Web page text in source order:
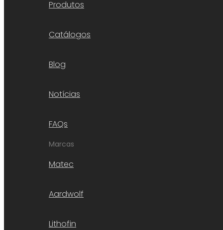
Produtos
Catálogos
Blog
Notícias
FAQs
Marcas
Matec
Aardwolf
Lithofin